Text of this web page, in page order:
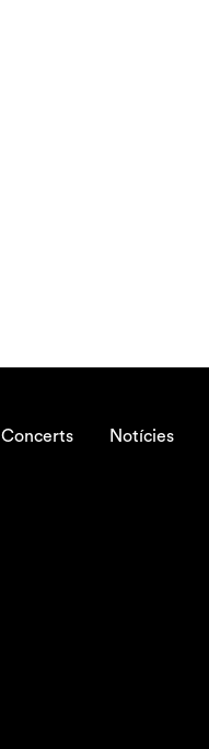
Concerts Notícies